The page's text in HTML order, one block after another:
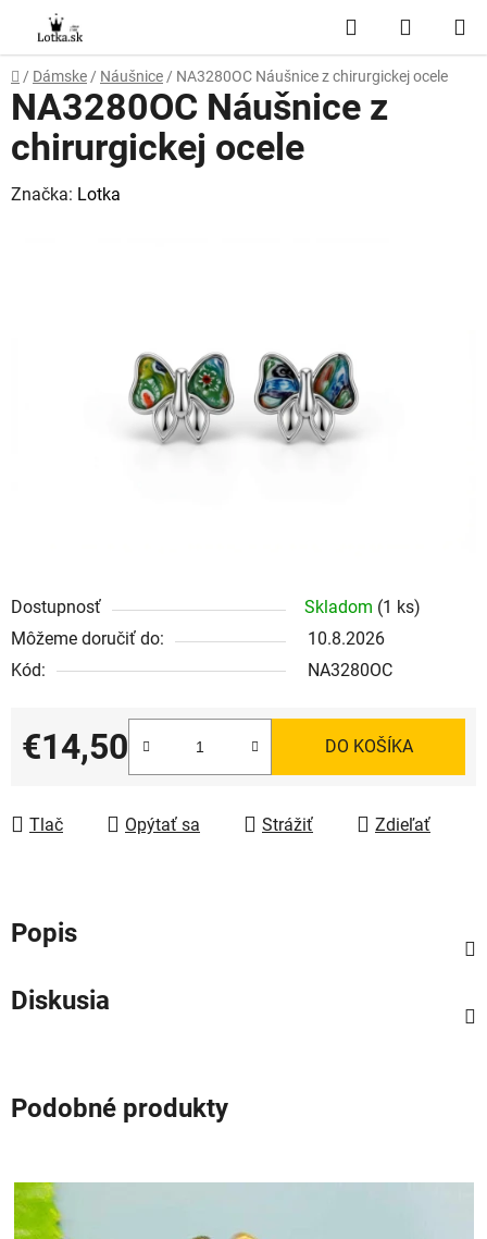
obsah
Hľadať
KOŠÍK
Domov
/ Dámske / Náušnice / NA3280OC Náušnice z chirurgickej ocele
Dostupnosť Skladom (1 ks)
Môžeme doručiť do:
10.8.2026
Kód:
NA3280OC
€14,50
Jednotková cena:
DO KOŠÍKA
Tlač Opýtať sa Strážiť Zdieľať
NA3280OC Náušnice z
chirurgickej ocele
Značka: Lotka
Popis
Diskusia
Podobné produkty